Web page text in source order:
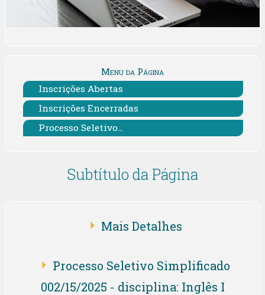
Menu da Página
Inscrições Abertas
Inscrições Encerradas
Processo Seletivo...
Subtítulo da Página
Mais Detalhes
Processo Seletivo Simplificado
002/15/2025 - disciplina: Inglês I